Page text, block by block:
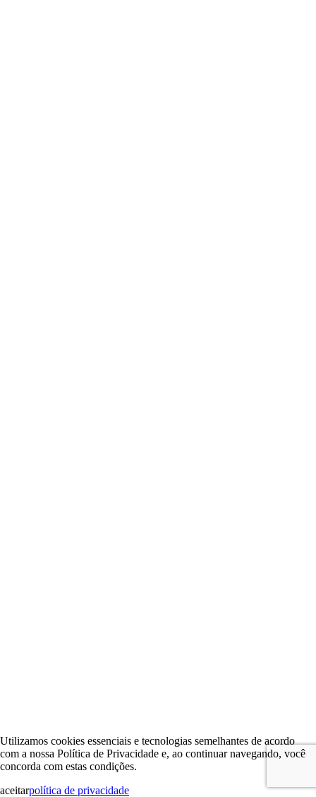
Utilizamos cookies essenciais e tecnologias semelhantes de acordo
com a nossa Política de Privacidade e, ao continuar navegando, você
concorda com estas condições.
aceitarpolítica de privacidade